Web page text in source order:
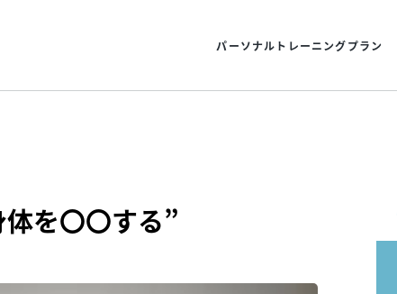
パーソナルトレーニングプラン
を〇〇する”